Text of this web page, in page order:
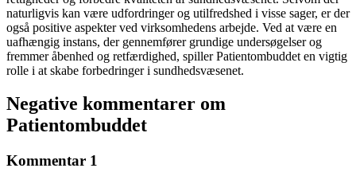
naturligvis kan være udfordringer og utilfredshed i visse sager, er der
også positive aspekter ved virksomhedens arbejde. Ved at være en
uafhængig instans, der gennemfører grundige undersøgelser og
fremmer åbenhed og retfærdighed, spiller Patientombuddet en vigtig
rolle i at skabe forbedringer i sundhedsvæsenet.
Negative kommentarer om
Patientombuddet
Kommentar 1